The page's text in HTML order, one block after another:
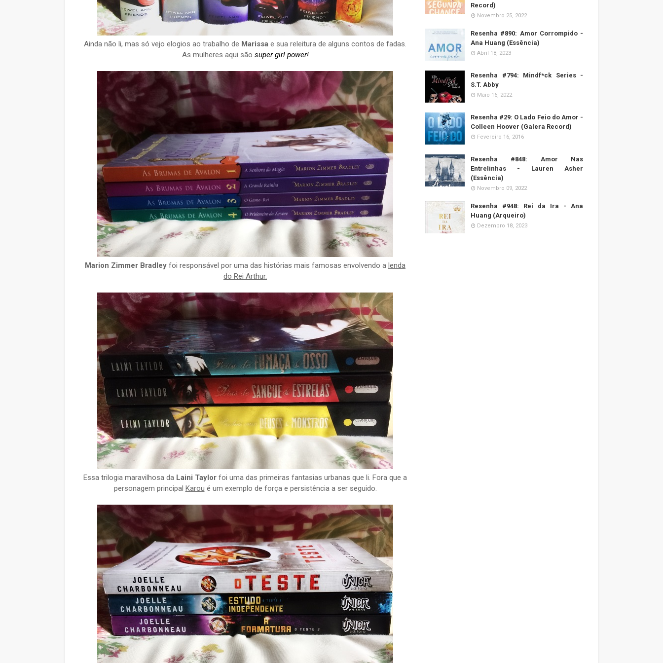
Ainda não li, mas só vejo elogios ao trabalho de Marissa e sua releitura de alguns contos de fadas.
As mulheres aqui são super girl power!
Marion Zimmer Bradley foi responsável por uma das histórias mais famosas envolvendo a lenda
do Rei Arthur.
Essa trilogia maravilhosa da Laini Taylor foi uma das primeiras fantasias urbanas que li. Fora que a
personagem principal Karou é um exemplo de força e persistência a ser seguido.
Record)
Novembro 25, 2022
Resenha #890: Amor Corrompido -
Ana Huang (Essência)
Abril 18, 2023
Resenha #794: Mindf*ck Series -
S.T. Abby
Maio 16, 2022
Resenha #29: O Lado Feio do Amor -
Colleen Hoover (Galera Record)
Fevereiro 16, 2016
Resenha #848: Amor Nas
Entrelinhas - Lauren Asher
(Essência)
Novembro 09, 2022
Resenha #948: Rei da Ira - Ana
Huang (Arqueiro)
Dezembro 18, 2023